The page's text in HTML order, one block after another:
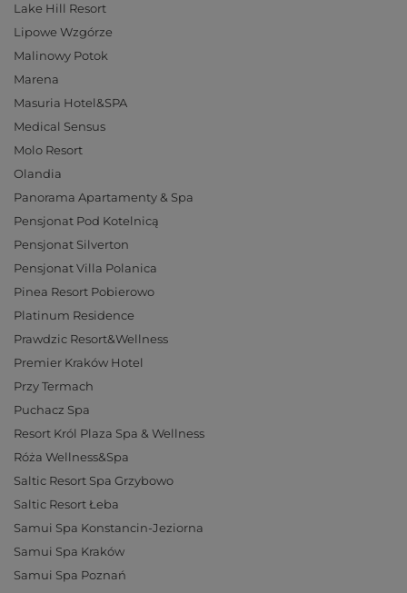
Lake Hill Resort
Lipowe Wzgórze
Malinowy Potok
Marena
Masuria Hotel&SPA
Medical Sensus
Molo Resort
Olandia
Panorama Apartamenty & Spa
Pensjonat Pod Kotelnicą
Pensjonat Silverton
Pensjonat Villa Polanica
Pinea Resort Pobierowo
Platinum Residence
Prawdzic Resort&Wellness
Premier Kraków Hotel
Przy Termach
Puchacz Spa
Resort Król Plaza Spa & Wellness
Róża Wellness&Spa
Saltic Resort Spa Grzybowo
Saltic Resort Łeba
Samui Spa Konstancin-Jeziorna
Samui Spa Kraków
Samui Spa Poznań